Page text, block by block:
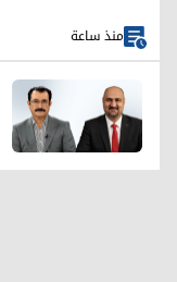
منذ ساعة